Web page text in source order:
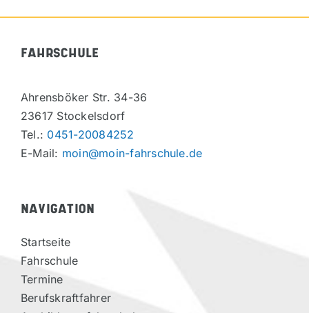
FAHRSCHULE
Ahrensböker Str. 34-36
23617 Stockelsdorf
Tel.: 0451-20084252
E-Mail: moin@moin-fahrschule.de
NAVIGATION
Startseite
Fahrschule
Termine
Berufskraftfahrer